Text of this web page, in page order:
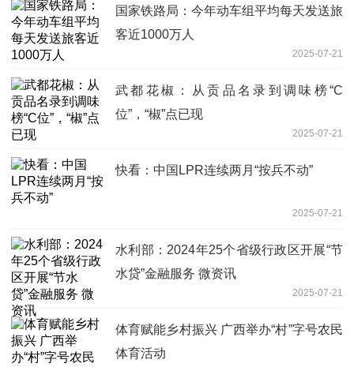
国家铁路局：今年动车组平均每天发送旅
客近1000万人
2025-07-21
武都花椒：从贡品名录到调味榜“C
位”，“椒”点已现
2025-07-21
快看：中国LPR连续两月“按兵不动”
2025-07-21
水利部：2024年25个省级行政区开展“节
水贷”金融服务 微资讯
2025-07-21
体育赋能乡村振兴 广西举办“村”字号农民
体育活动